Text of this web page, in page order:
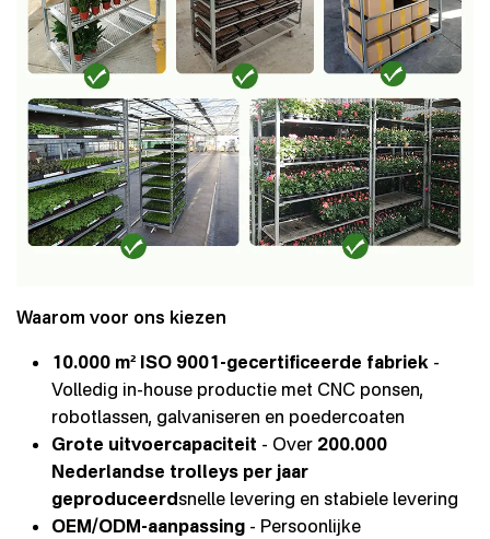
Waarom voor ons kiezen
10.000 m² ISO 9001-gecertificeerde fabriek -
Volledig in-house productie met CNC ponsen,
robotlassen, galvaniseren en poedercoaten
Grote uitvoercapaciteit - Over 200.000
Nederlandse trolleys per jaar
geproduceerdsnelle levering en stabiele levering
OEM/ODM-aanpassing - Persoonlijke